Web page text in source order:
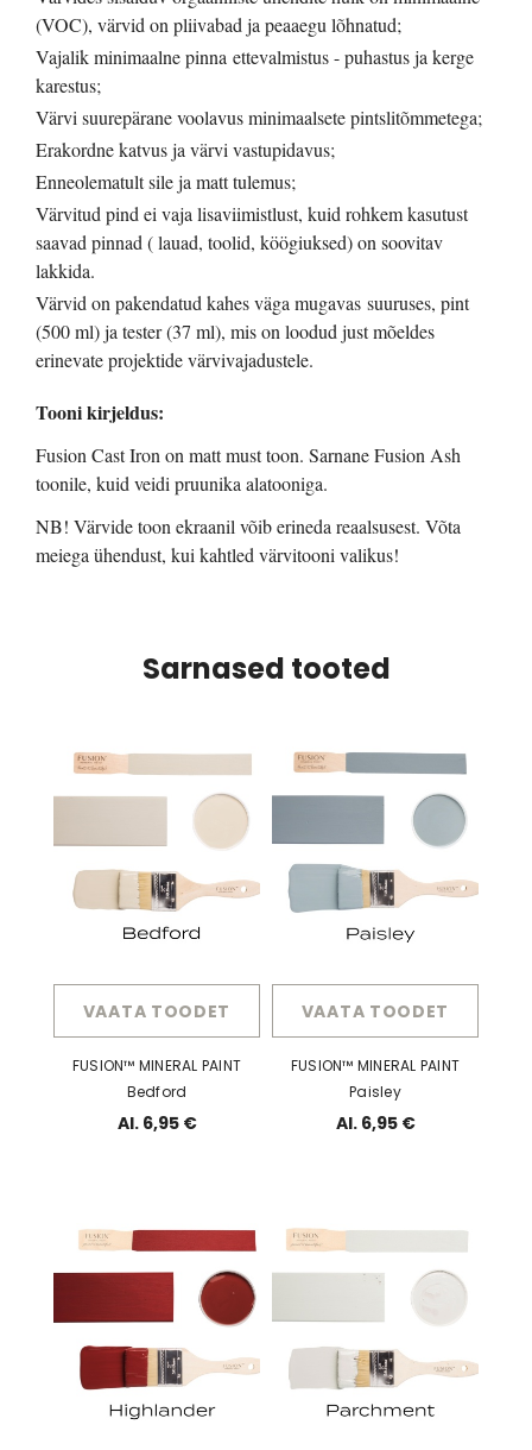
(VOC), värvid on pliivabad ja peaaegu lõhnatud;
Vajalik minimaalne pinna ettevalmistus - puhastus ja kerge
karestus;
Värvi suurepärane voolavus minimaalsete pintslitõmmetega;
Erakordne katvus ja värvi vastupidavus;
Enneolematult sile ja matt tulemus;
Värvitud pind ei vaja lisaviimistlust, kuid rohkem kasutust
saavad pinnad ( lauad, toolid, köögiuksed) on soovitav
lakkida.
Värvid on pakendatud kahes väga mugavas suuruses, pint
(500 ml) ja tester (37 ml), mis on loodud just mõeldes
erinevate projektide värvivajadustele.
Tooni kirjeldus:
Fusion Cast Iron on matt must toon. Sarnane Fusion Ash
toonile, kuid veidi pruunika alatooniga.
NB! Värvide toon ekraanil võib erineda reaalsusest. Võta
meiega ühendust, kui kahtled värvitooni valikus!
Sarnased tooted
VAATA TOODET
FUSION™ MINERAL PAINT
Bedford
Al. 6,95 €
VAATA TOODET
FUSION™ MINERAL PAINT
Paisley
Al. 6,95 €